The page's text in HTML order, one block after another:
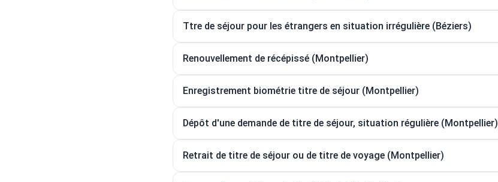
Ttre de séjour pour les étrangers en situation irrégulière (Béziers)
Renouvellement de récépissé (Montpellier)
Enregistrement biométrie titre de séjour (Montpellier)
Dépôt d'une demande de titre de séjour, situation régulière (Montpellier)
Retrait de titre de séjour ou de titre de voyage (Montpellier)